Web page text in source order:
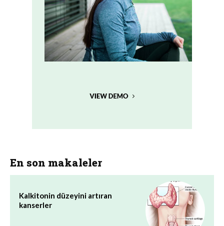
En son makaleler
Kalkitonin düzeyini artıran
kanserler